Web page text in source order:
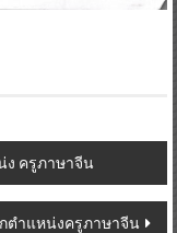
ง ครูภาษาจีน
ตำแหน่งครูภาษาจีน